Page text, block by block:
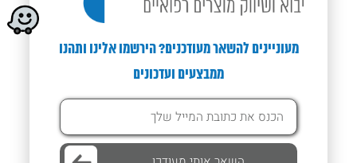
מעוניינים להשאר מעודכנים? הירשמו אלינו ותהנו
ממבצעים ועדכונים